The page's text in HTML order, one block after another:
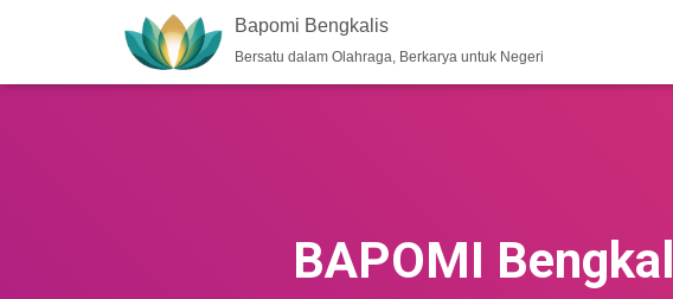
Bapomi Bengkalis
Bersatu dalam Olahraga, Berkarya untuk Negeri
BAPOMI